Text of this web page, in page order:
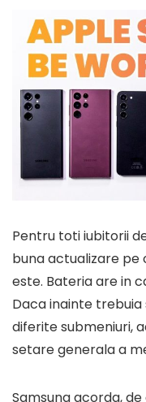
Pentru toti iubitorii
buna actualizare
este. Bateria are in
Daca inainte
diferite submeniuri,
setare generala a
Samsung acorda,